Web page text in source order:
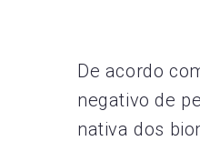
De acordo
negativo de
nativa dos